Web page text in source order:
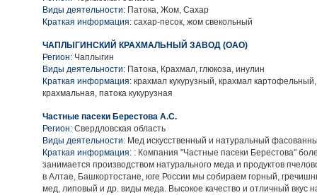
Виды деятельности: Патока, Жом, Сахар
Краткая информация: сахар-песок, жом свекольный
ЧАПЛЫГИНСКИЙ КРАХМАЛЬНЫЙ ЗАВОД (ОАО)
Регион: Чаплыгин
Виды деятельности: Патока, Крахмал, глюкоза, инулин
Краткая информация: крахмал кукурузный, крахмал
крахмальная, патока кукурузная
Частные пасеки Берестова А.С.
Регион: Свердловская область
Виды деятельности: Мед искусственный и натуральный
Краткая информация: : Компания "Частные пасеки Берестова"
занимается производством натурального меда и продуктов
в Алтае, Башкортостане, юге России мы собираем горный,
мед, липовый и др. виды меда. Высокое качество и отличный вкус